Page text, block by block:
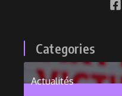
Categories
Actualités